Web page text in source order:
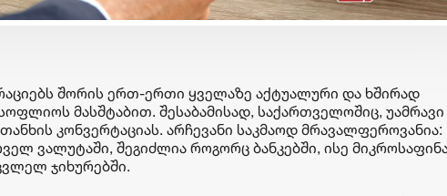
შორის ერთ-ერთი ყველაზე აქტუალური და ხშირად
მასშტაბით. შესაბამისად, საქართველოშიც, უამრავი
კონვერტაციას. არჩევანი საკმაოდ მრავალფეროვანია:
ვალუტაში, შეგიძლია როგორც ბანკებში, ისე
ჯიხურებში.
მობილბანკში ჩატბოტთან
გზის
გაფორმდა